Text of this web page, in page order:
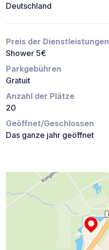
Deutschland
Preis der Dienstleistungen
Shower 5€
Parkgebühren
Gratuit
Anzahl der Plätze
20
Geöffnet/Geschlossen
Das ganze jahr geöffnet